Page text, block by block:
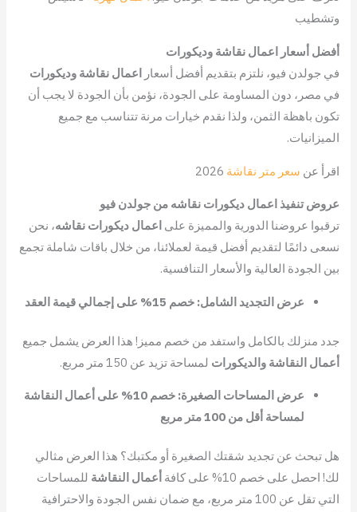
وتشطيب
أفضل أسعار اعمال نقاشة وديكورات
في جولدن فيو، نلتزم بتقديم أفضل أسعاراعمال نقاشة وديكورات
في مصر، دون المساومة على الجودة، نؤمن بأن الجودة لا يجب أن
تكون باهظة الثمن، ولذا نقدم خيارات مرنة تتناسب مع جميع
الميزانيات.
اقرأ عن سعر متر نقاشة
عروض تنفيذ اعمال ديكورات نقاشه من جولدن فيو
ترقبوا عروضنا الدورية والمميزة على اعمال ديكورات نقاشه، نحن
نسعى دائمًا لتقديم أفضل قيمة لعملائنا، من خلال باقات شاملة تجمع
بين الجودة العالية والأسعار التنافسية.
عرض التجديد الشامل: خصم 15% على إجمالي قيمة العقد
جدد منزلك بالكامل واستفد من خصم مميز! هذا العرض يشمل جميع
أعمال النقاشة والديكورات لمساحة تزيد عن 150 متر مربع.
عرض المساحات الصغيرة: خصم 10% على أعمال النقاشة
لمساحة أقل من 100 متر مربع
هل تبحث عن تجديد شقتك الصغيرة أو مكتبك؟ هذا العرض مثالي
لك! احصل على خصم 10% على كافة
أعمال النقاشة للمساحات
التي تقل عن 100 متر مربع، مع ضمان نفس الجودة والاحترافية